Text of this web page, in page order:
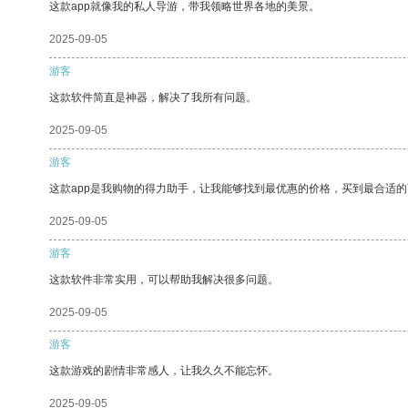
这款app就像我的私人导游，带我领略世界各地的美景。
2025-09-05
游客
这款软件简直是神器，解决了我所有问题。
2025-09-05
游客
这款app是我购物的得力助手，让我能够找到最优惠的价格，买到最合适
2025-09-05
游客
这款软件非常实用，可以帮助我解决很多问题。
2025-09-05
游客
这款游戏的剧情非常感人，让我久久不能忘怀。
2025-09-05